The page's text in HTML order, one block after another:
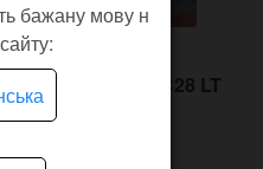
Капсула Часу C28 LT
бажану мову н